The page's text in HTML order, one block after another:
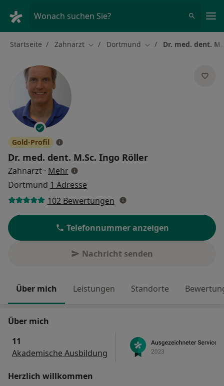
Wonach suchen Sie?
Startseite Zahnarzt Stadt ändern
Dortmund Stadt ändern
Dr. med. dent.
Gold-Profil
Dr. med. dent. M.Sc. Ingo Röller
Zahnarzt · Mehrüber Spezialisierungen
Dortmund 1 Adresse
102 Bewertungen
Telefonnummer anzeigen
Nachricht senden
Über mich Leistungen Standorte
Über mich
11
Akademische Ausbildung
Herzlich willkommen